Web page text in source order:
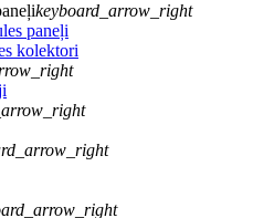
keyboard_arrow_right
paneļi
kolektori